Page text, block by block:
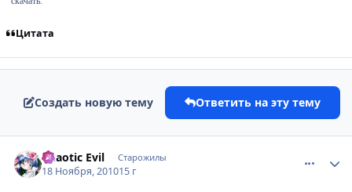
Цитата
Создать новую тему Ответить на эту тему
Chaotic Evil Старожилы
18 Ноября, 201015 г